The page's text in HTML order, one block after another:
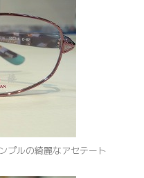
ルの綺麗なアセテート